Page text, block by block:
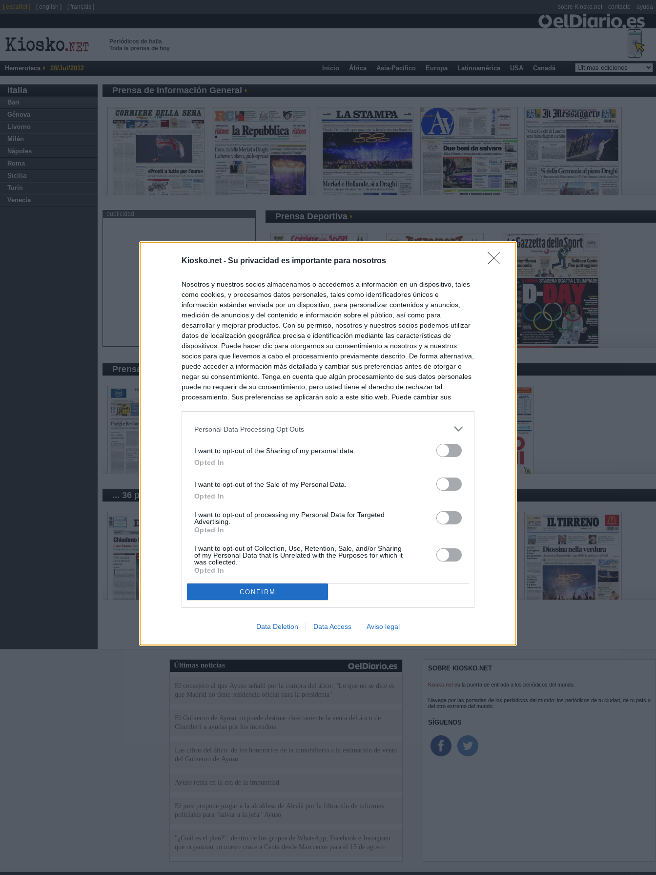
Kiosko.net - Su privacidad es importante para nosotros
Nosotros y nuestros socios almacenamos o accedemos a información en un dispositivo, tales
como cookies, y procesamos datos personales, tales como identificadores únicos e
información estándar enviada por un dispositivo, para personalizar contenidos y anuncios,
medición de anuncios y del contenido e información sobre el público, así como para
desarrollar y mejorar productos. Con su permiso, nosotros y nuestros socios podemos utilizar
datos de localización geográfica precisa e identificación mediante las características de
dispositivos. Puede hacer clic para otorgarnos su consentimiento a nosotros y a nuestros
socios para que llevemos a cabo el procesamiento previamente descrito. De forma alternativa,
puede acceder a información más detallada y cambiar sus preferencias antes de otorgar o
negar su consentimiento. Tenga en cuenta que algún procesamiento de sus datos personales
puede no requerir de su consentimiento, pero usted tiene el derecho de rechazar tal
procesamiento. Sus preferencias se aplicarán solo a este sitio web. Puede cambiar sus
Personal Data Processing Opt Outs
I want to opt-out of the Sharing of my personal data.
Opted In
I want to opt-out of the Sale of my Personal Data.
Opted In
I want to opt-out of processing my Personal Data for Targeted
Advertising.
Opted In
I want to opt-out of Collection, Use, Retention, Sale, and/or Sharing
of my Personal Data that Is Unrelated with the Purposes for which it
was collected.
Opted In
CONFIRM
Data Deletion Data Access Aviso legal
Periódicos de Italia
Toda la prensa de hoy
Hemeroteca 28/Jul/2012 Inicio África Asia-Pacífico Europa Latinoamérica USA Canadá
Italia
Bari
Génova
Livorno
Milán
Nápoles
Roma
Sicilia
Turín
Venecia
Prensa de Información General
publicidad Prensa Deportiva
Prensa Económica
... 36 periódicos de Italia
Últimas noticias
El consejero al que Ayuso señaló por la compra del ático: "Lo que no se dice es
que Madrid no tiene residencia oficial para la presidenta"
El Gobierno de Ayuso no puede destinar directamente la venta del ático de
Chamberí a ayudas por los incendios
Las cifras del ático: de los honorarios de la inmobiliaria a la estimación de venta
del Gobierno de Ayuso
Ayuso reina en la era de la impunidad
El juez propone juzgar a la alcaldesa de Alcalá por la filtración de informes
policiales para "salvar a la jefa" Ayuso
"¿Cuál es el plan?": dentro de los grupos de WhatsApp, Facebook e Instagram
que organizan un nuevo cruce a Ceuta desde Marruecos para el 15 de agosto
SOBRE KIOSKO.NET
Kiosko.net es la puerta de entrada a los periódicos del mundo.
Navega por las portadas de los periódicos del mundo: los periódicos de tu ciudad, de tu país o
del otro extremo del mundo.
SÍGUENOS
[ español ] [ english ] [ français ] sobre Kiosko.net contacto ayuda